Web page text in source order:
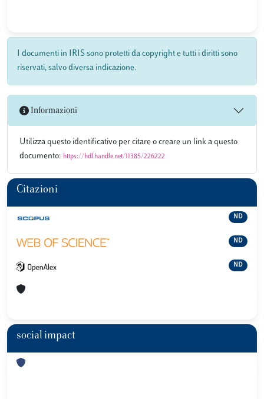
I documenti in IRIS sono protetti da copyright e tutti i diritti sono
riservati, salvo diversa indicazione.
Informazioni
Utilizza questo identificativo per citare o creare un link a questo
documento: https://hdl.handle.net/11385/226222
Citazioni
ND
ND
ND
social impact